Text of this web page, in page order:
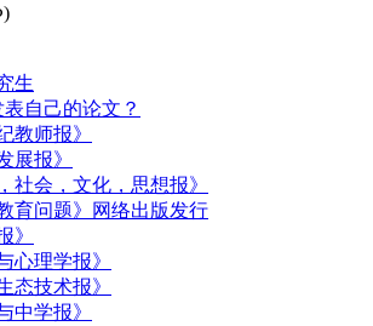
生
自己的论文？
教师报》
展报》
社会，文化，思想报》
育问题》网络出版发行
》
心理学报》
态技术报》
中学报》